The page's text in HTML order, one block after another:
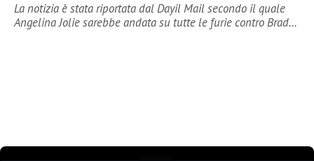
La notizia è stata riportata dal Dayil Mail secondo il quale
Angelina Jolie sarebbe andata su tutte le furie contro Brad…